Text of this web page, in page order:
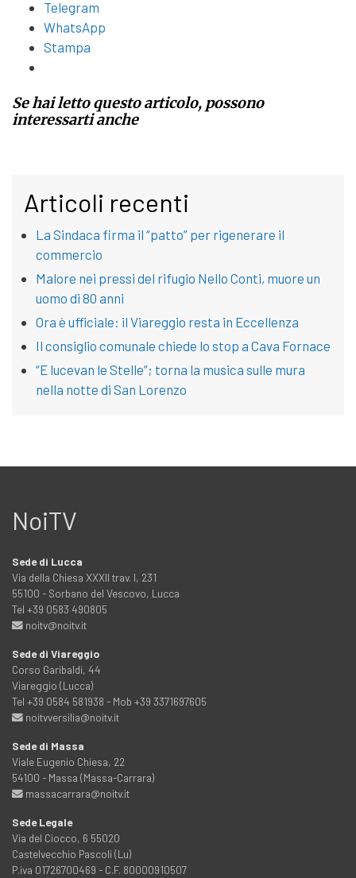
Telegram
WhatsApp
Stampa
Se hai letto questo articolo, possono
interessarti anche
Articoli recenti
La Sindaca firma il “patto” per rigenerare il
commercio
Malore nei pressi del rifugio Nello Conti, muore un
uomo di 80 anni
Ora è ufficiale: il Viareggio resta in Eccellenza
Il consiglio comunale chiede lo stop a Cava Fornace
“E lucevan le Stelle”; torna la musica sulle mura
nella notte di San Lorenzo
NoiTV
Sede di Lucca
Via della Chiesa XXXII trav. I, 231
55100 - Sorbano del Vescovo, Lucca
Tel +39 0583 490805
noitv@noitv.it
Sede di Viareggio
Corso Garibaldi, 44
Viareggio (Lucca)
Tel +39 0584 581938 - Mob +39 3371697605
noitvversilia@noitv.it
Sede di Massa
Viale Eugenio Chiesa, 22
54100 - Massa (Massa-Carrara)
massacarrara@noitv.it
Sede Legale
Via del Ciocco, 6 55020
Castelvecchio Pascoli (Lu)
P.iva 01726700469 - C.F. 80000910507